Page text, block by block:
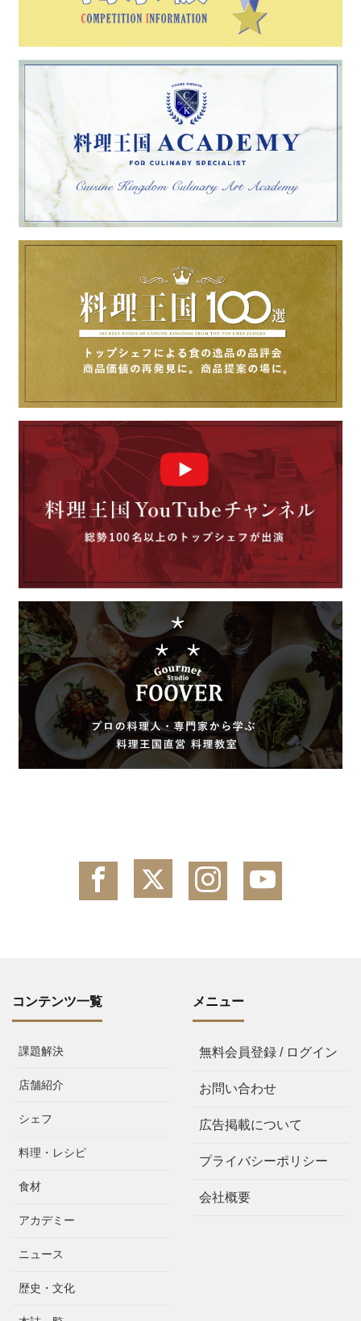
コンテンツ一覧
課題解決
店舗紹介
シェフ
料理・レシピ
食材
アカデミー
ニュース
歴史・文化
メニュー
無料会員登録 / ログイン
お問い合わせ
広告掲載について
プライバシーポリシー
会社概要